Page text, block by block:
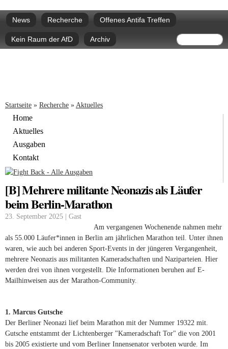
zum
Hauptmenü
News Recherche Offenes Antifa Treffen
Kein Raum der AfD Archiv Suche
Sie sind hier
Startseite » Recherche » Aktuelles
Home
Aktuelles
Ausgaben
Kontakt
[B] Mehrere militante Neonazis als Läufer
beim Berlin-Marathon
23. September 2025 | Gast
Am vergangenen Wochenende nahmen mehr
als 55.000 Läufer*innen in Berlin am jährlichen Marathon teil. Unter ihnen
waren, wie auch bei anderen Sport-Events in der jüngeren Vergangenheit,
mehrere Neonazis aus militanten Kameradschaften und Naziparteien. Hier
werden drei von ihnen vorgestellt. Die Informationen beruhen auf E-
Mailhinweisen aus der Marathon-Community.
1. Marcus Gutsche
Der Berliner Neonazi lief beim Marathon mit der Nummer 19322 mit.
Gutsche entstammt der Lichtenberger "Kameradschaft Tor" die von 2001
bis 2005 existierte und vom Berliner Innensenator verboten wurde. Im